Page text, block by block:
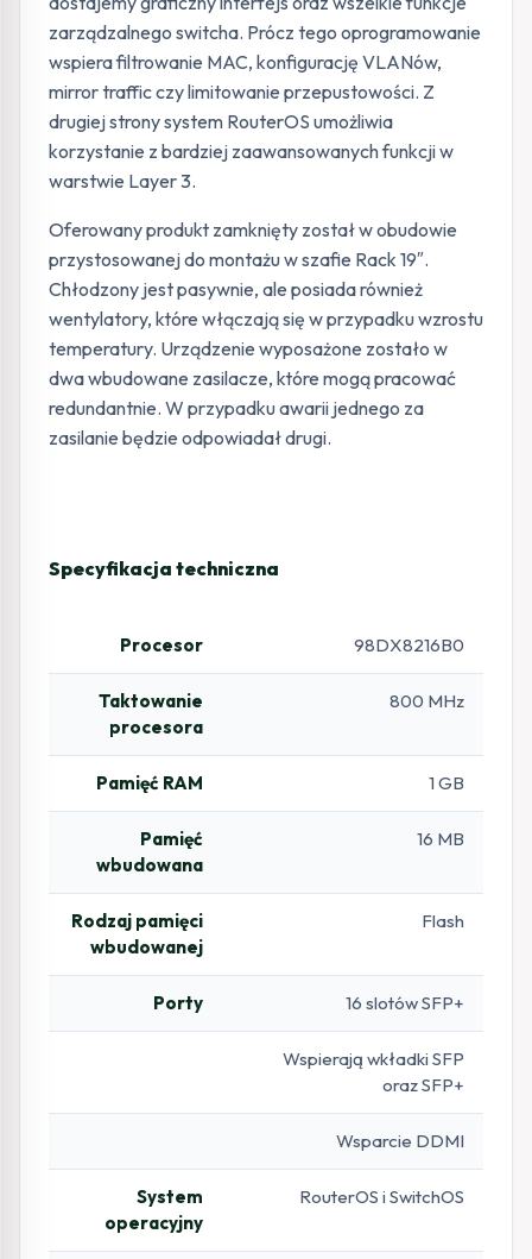
zarządzalnego switcha. Prócz tego oprogramowanie
wspiera filtrowanie MAC, konfigurację VLANów,
mirror traffic czy limitowanie przepustowości. Z
drugiej strony system RouterOS umożliwia
korzystanie z bardziej zaawansowanych funkcji w
warstwie Layer 3.
Oferowany produkt zamknięty został w obudowie
przystosowanej do montażu w szafie Rack 19″.
Chłodzony jest pasywnie, ale posiada również
wentylatory, które włączają się w przypadku wzrostu
temperatury. Urządzenie wyposażone zostało w
dwa wbudowane zasilacze, które mogą pracować
redundantnie. W przypadku awarii jednego za
zasilanie będzie odpowiadał drugi.
Specyfikacja techniczna
Procesor 98DX8216B0
Taktowanie
procesora
800 MHz
Pamięć RAM 1 GB
Pamięć
wbudowana
16 MB
Rodzaj pamięci
wbudowanej
Flash
Porty 16 slotów SFP+
Wspierają wkładki SFP
oraz SFP+
Wsparcie DDMI
System
operacyjny
RouterOS i SwitchOS